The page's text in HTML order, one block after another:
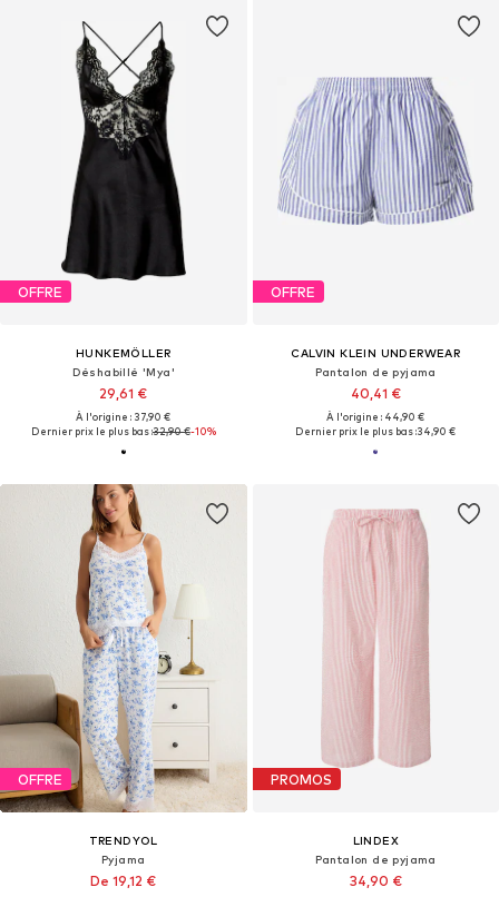
OFFRE
HUNKEMÖLLER
Déshabillé 'Mya'
29,61 €
À l'origine : 37,90 €
Dernier prix le plus bas :32,90 €-10%
OFFRE
CALVIN KLEIN UNDERWEAR
Pantalon de pyjama
40,41 €
À l'origine : 44,90 €
Dernier prix le plus bas :34,90 €
OFFRE
TRENDYOL
Pyjama
De 19,12 €
PROMOS
LINDEX
Pantalon de pyjama
34,90 €